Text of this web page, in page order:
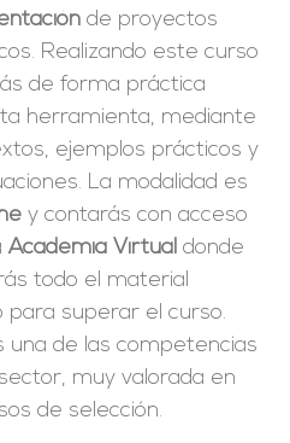
de proyectos
Realizando este curso
de forma práctica
herramienta, mediante
ejemplos prácticos y
La modalidad es
y contarás con acceso
Academia Virtual donde
todo el material
para superar el curso.
una de las competencias
muy valorada en
de selección.